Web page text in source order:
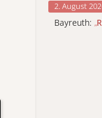
2. August
Bayreuth: „